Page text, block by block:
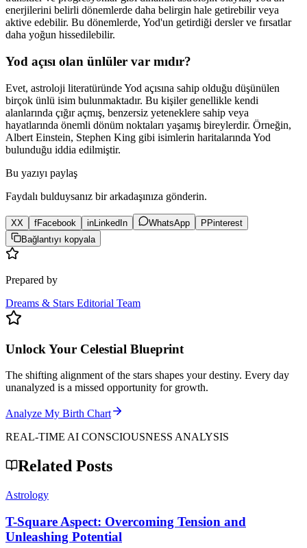
enerjilerini belirli dönemlerde daha belirgin hale getirebilir veya
aktive edebilir. Bu dönemlerde, Yod'un getirdiği dersler ve fırsatlar
daha yoğun hissedilebilir.
Yod açısı olan ünlüler var mıdır?
Evet, astroloji literatüründe Yod açısına sahip olduğu düşünülen
birçok ünlü isim bulunmaktadır. Bu kişiler genellikle kendi
alanlarında çığır açmış, benzersiz yeteneklere sahip veya
hayatlarında önemli dönüm noktaları yaşamış bireylerdir. Örneğin,
Albert Einstein, Stephen King gibi isimlerin haritalarında Yod
bulunduğu iddia edilmiştir.
Bu yazıyı paylaş
Faydalı bulduysanız bir arkadaşınıza gönderin.
XX fFacebook in LinkedIn WhatsApp P Pinterest
Bağlantıyı kopyala
Prepared by
Dreams & Stars Editorial Team
Unlock Your Celestial Blueprint
The shifting alignment of the stars shapes your destiny. Every day
unanalyzed is a missed opportunity for growth.
Analyze My Birth Chart
REAL-TIME AI CONSCIOUSNESS ANALYSIS
Related Posts
Astrology
T-Square Aspect: Overcoming Tension and
Unleashing Potential